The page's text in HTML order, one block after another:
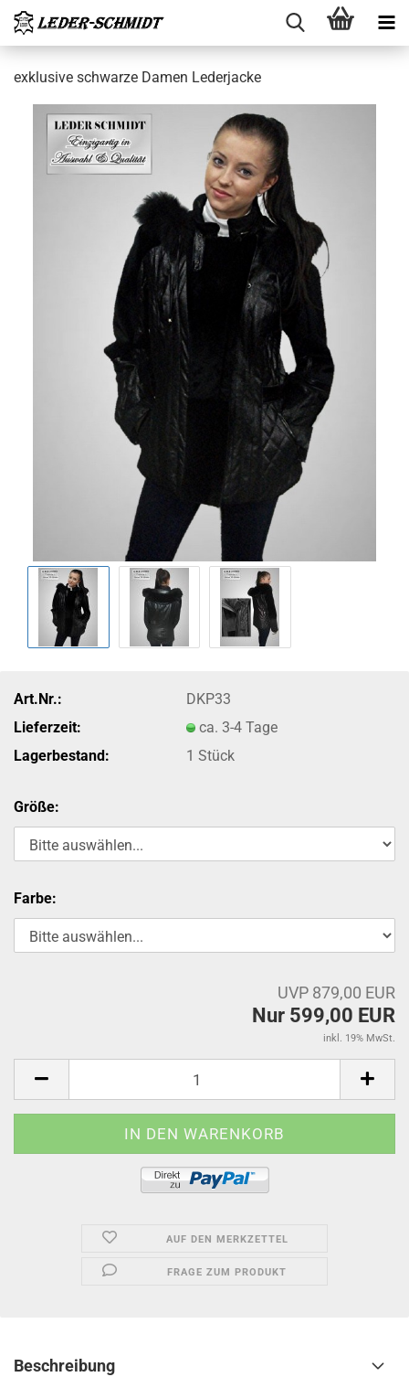
ex­klu­si­ve schwar­ze Damen Le­der­ja­cke
Art.Nr.:
DKP33
Lieferzeit:
ca. 3-4 Tage
Lagerbestand:
1Stück
Größe:
Farbe:
UVP 879,00 EUR
Nur 599,00 EUR
inkl. 19% MwSt.
AUF DEN MERKZETTEL
FRAGE ZUM PRODUKT
Beschreibung